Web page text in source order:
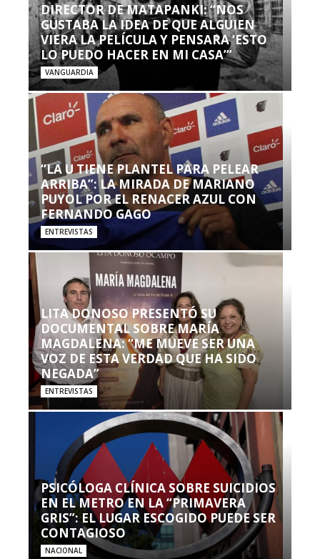
DIRECTOR DE MATAPANKI: “NOS
GUSTABA LA IDEA DE QUE ALGUIEN
VIERA LA PELÍCULA Y PENSARA ‘ESTO
LO PUEDO HACER EN MI CASA’”
VANGUARDIA
“LA U TIENE PLANTEL PARA PELEAR
ARRIBA”: LA MIRADA DE MARIANO
PUYOL POR EL RENACER AZUL CON
FERNANDO GAGO
ENTREVISTAS
LITA DONOSO PRESENTÓ SU
DOCUMENTAL SOBRE MARÍA
MAGDALENA: “ME MUEVE SER UNA
VOZ DE ESTA VERDAD QUE HA SIDO
NEGADA”
ENTREVISTAS
PSICÓLOGA CLÍNICA SOBRE SUICIDIOS
EN EL METRO EN LA “PRIMAVERA
GRIS”: EL LUGAR ESCOGIDO PUEDE SER
CONTAGIOSO
NACIONAL